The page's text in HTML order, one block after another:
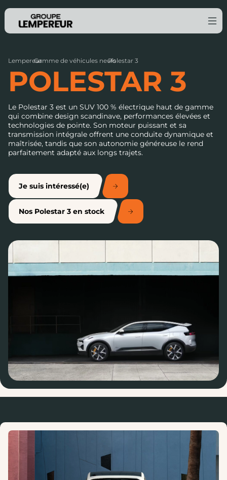
Lempereur
›
Gamme de véhicules neufs
›
Polestar 3
POLESTAR 3
Le Polestar 3 est un SUV 100 % électrique haut de gamme
qui combine design scandinave, performances élevées et
technologies de pointe. Son moteur puissant et sa
transmission intégrale offrent une conduite dynamique et
maîtrisée, tandis que son autonomie généreuse le rend
parfaitement adapté aux longs trajets.
Je suis intéressé(e)
Nos Polestar 3 en stock